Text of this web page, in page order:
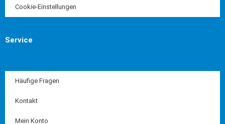
Cookie-Einstellungen
Service
Häufige Fragen
Kontakt
Mein Konto